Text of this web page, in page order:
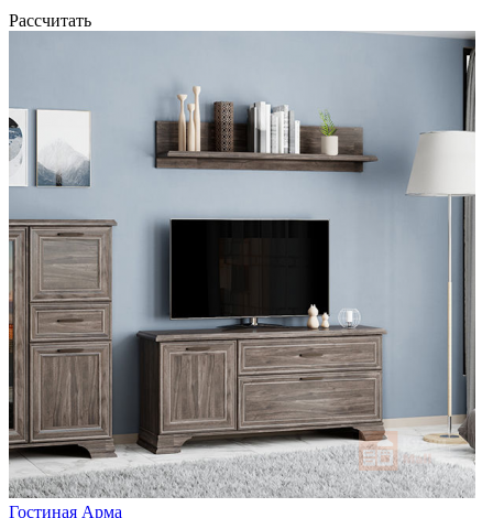
Рассчитать
Гостиная Арма